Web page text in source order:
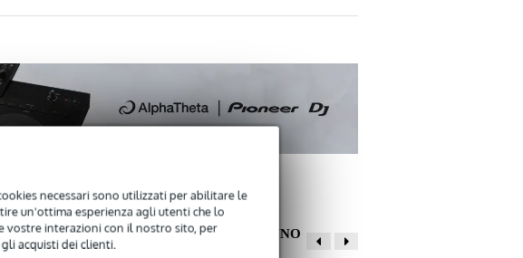
necessari sono utilizzati per abilitare le
un'ottima esperienza agli utenti che lo
vostre interazioni con il nostro sito, per
acquisti dei clienti.
ALTRI CLIENTI HANNO